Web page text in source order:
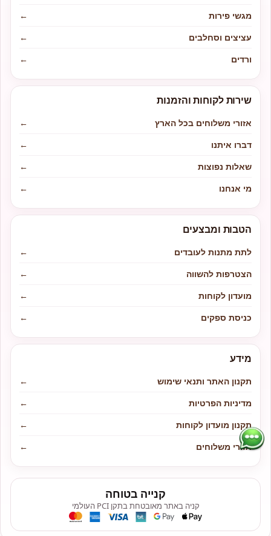
מגשי פירות
←
עציצים וסחלבים
←
ורדים
←
שירות לקוחות והזמנות
אזורי משלוחים בכל הארץ
←
דברו איתנו
←
שאלות נפוצות
←
מי אנחנו
←
הטבות ומבצעים
לתת מתנות לעובדים
←
הצטרפות להשווה
←
מועדון לקוחות
←
כניסת ספקים
←
מידע
תקנון האתר ותנאי שימוש
←
מדיניות הפרטיות
←
תקנון מועדון לקוחות
←
אזורי משלוחים
←
קנייה בטוחה
קניה באתר מאובטחת בתקן PCI העולמי